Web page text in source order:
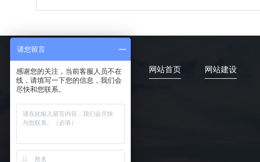
网站首页 网站建设
请您留言
感谢您的关注，当前客服人员不在
线，请填写一下您的信息，我们会
尽快和您联系。